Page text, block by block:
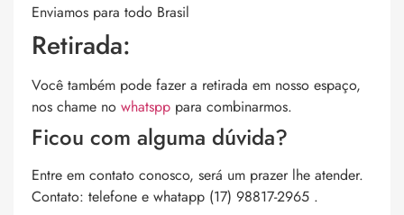
Enviamos para todo Brasil
Retirada:
Você também pode fazer a retirada em nosso espaço,
nos chame no whatspp para combinarmos.
Ficou com alguma dúvida?
Entre em contato conosco, será um prazer lhe atender.
Contato: telefone e whatapp (17) 98817-2965 .